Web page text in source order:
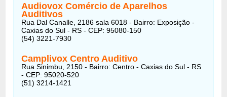
Audiovox Comércio de Aparelhos
Auditivos
Rua Dal Canalle, 2186 sala 6018 - Bairro: Exposição -
Caxias do Sul - RS - CEP: 95080-150
(54) 3221-7930
Camplivox Centro Auditivo
Rua Sinimbu, 2150 - Bairro: Centro - Caxias do Sul - RS
- CEP: 95020-520
(51) 3214-1421